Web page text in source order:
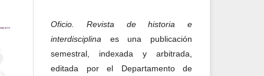
Oficio. Revista de historia e
interdisciplina es una publicación
semestral, indexada y arbitrada,
editada por el Departamento de